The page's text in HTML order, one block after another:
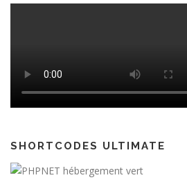
SHORTCODES ULTIMATE